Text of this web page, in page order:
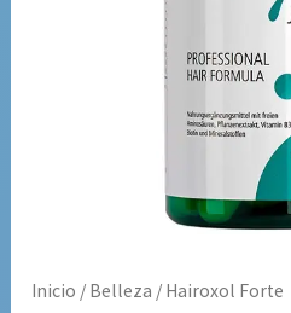
Inicio / Belleza / Hairoxol Forte